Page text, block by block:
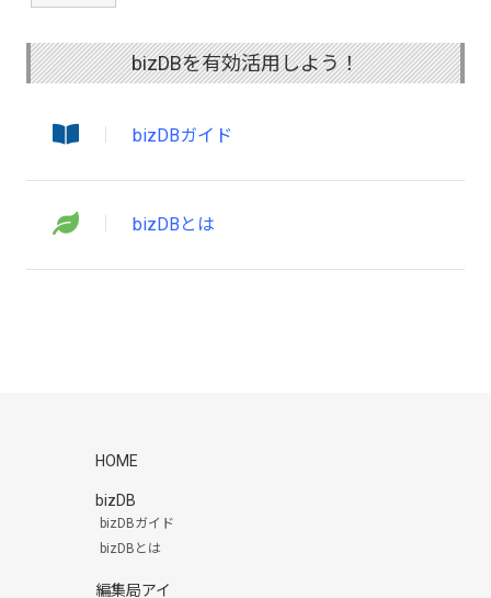
bizDBを有効活用しよう！
bizDBガイド
bizDBとは
HOME
bizDB
bizDBガイド
bizDBとは
編集局アイ